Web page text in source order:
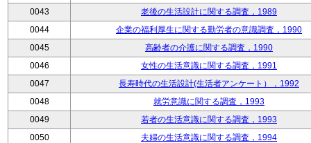
0043
老後の生活設計に関する調査，1989
0044
企業の福利厚生に関する勤労者の意識調査，1990
0045
高齢者の介護に関する調査，1990
0046
女性の生活意識に関する調査，1991
0047
長寿時代の生活設計(生活者アンケート），1992
0048
就労意識に関する調査，1993
0049
若者の生活意識に関する調査，1993
0050
夫婦の生活意識に関する調査，1994